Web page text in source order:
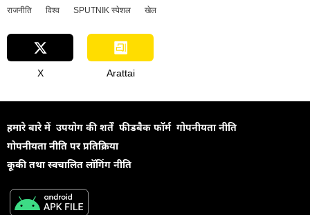
राजनीति विश्व SPUTNIK स्पेशल खेल
X Arattai
हमारे बारे में उपयोग की शर्तें फीडबैक फॉर्म गोपनीयता नीति
गोपनीयता नीति पर प्रतिक्रिया
कूकी तथा स्वचालित लॉगिंग नीति